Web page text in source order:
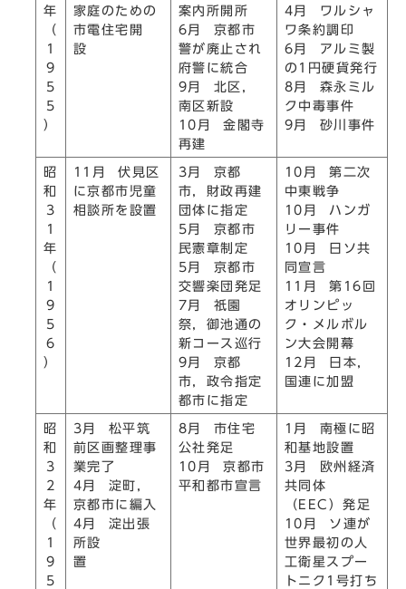
年
（
1
9
5
5
）
家庭のための
市電住宅開
設
案内所開所
6月 京都市
警が廃止され
府警に統合
9月 北区，
南区新設
10月 金閣寺
再建
4月 ワルシャ
ワ条約調印
6月 アルミ製
の1円硬貨発行
8月 森永ミル
ク中毒事件
9月 砂川事件
昭
和
3
1
年
（
1
9
5
6
）
11月 伏見区
に京都市児童
相談所を設置
3月 京都
市，財政再建
団体に指定
5月 京都市
民憲章制定
5月 京都市
交響楽団発足
7月 祇園
祭，御池通の
新コース巡行
9月 京都
市，政令指定
都市に指定
10月 第二次
中東戦争
10月 ハンガ
リー事件
10月 日ソ共
同宣言
11月 第16回
オリンピッ
ク・メルボル
ン大会開幕
12月 日本，
国連に加盟
昭
和
3
2
年
（
1
9
5
3月 松平筑
前区画整理事
業完了
4月 淀町，
京都市に編入
4月 淀出張
所設
置
8月 市住宅
公社発足
10月 京都市
平和都市宣言
1月 南極に昭
和基地設置
3月 欧州経済
共同体
（EEC）発足
10月 ソ連が
世界最初の人
工衛星スプー
トニク1号打ち